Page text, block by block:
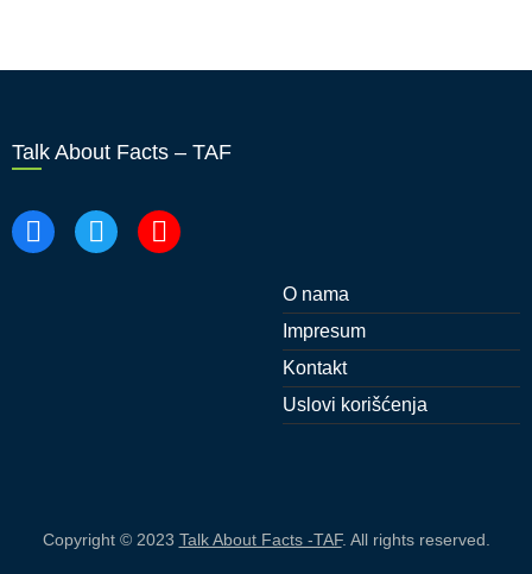
Talk About Facts – TAF
O nama
Impresum
Kontakt
Uslovi korišćenja
Copyright © 2023 Talk About Facts -TAF. All rights reserved.